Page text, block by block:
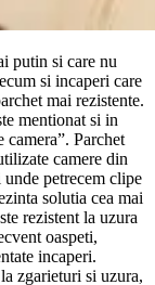
putin si care nu
si incaperi care
mai rezistente.
mentionat si in
Parchet
camere din
petrecem clipe
solutia cea mai
rezistent la uzura
oaspeti,
incaperi.
zgarieturi si uzura,